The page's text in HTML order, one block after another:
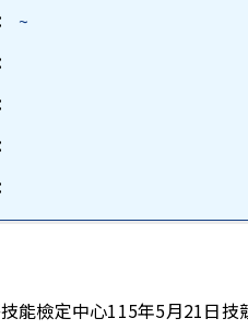
~
能檢定中心115年5月21日技